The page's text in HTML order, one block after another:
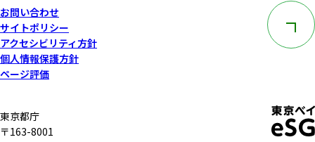
お問い合わせ
サイトポリシー
アクセシビリティ方針
個人情報保護方針
ページ評価
このペー
東京都庁
〒163-8001